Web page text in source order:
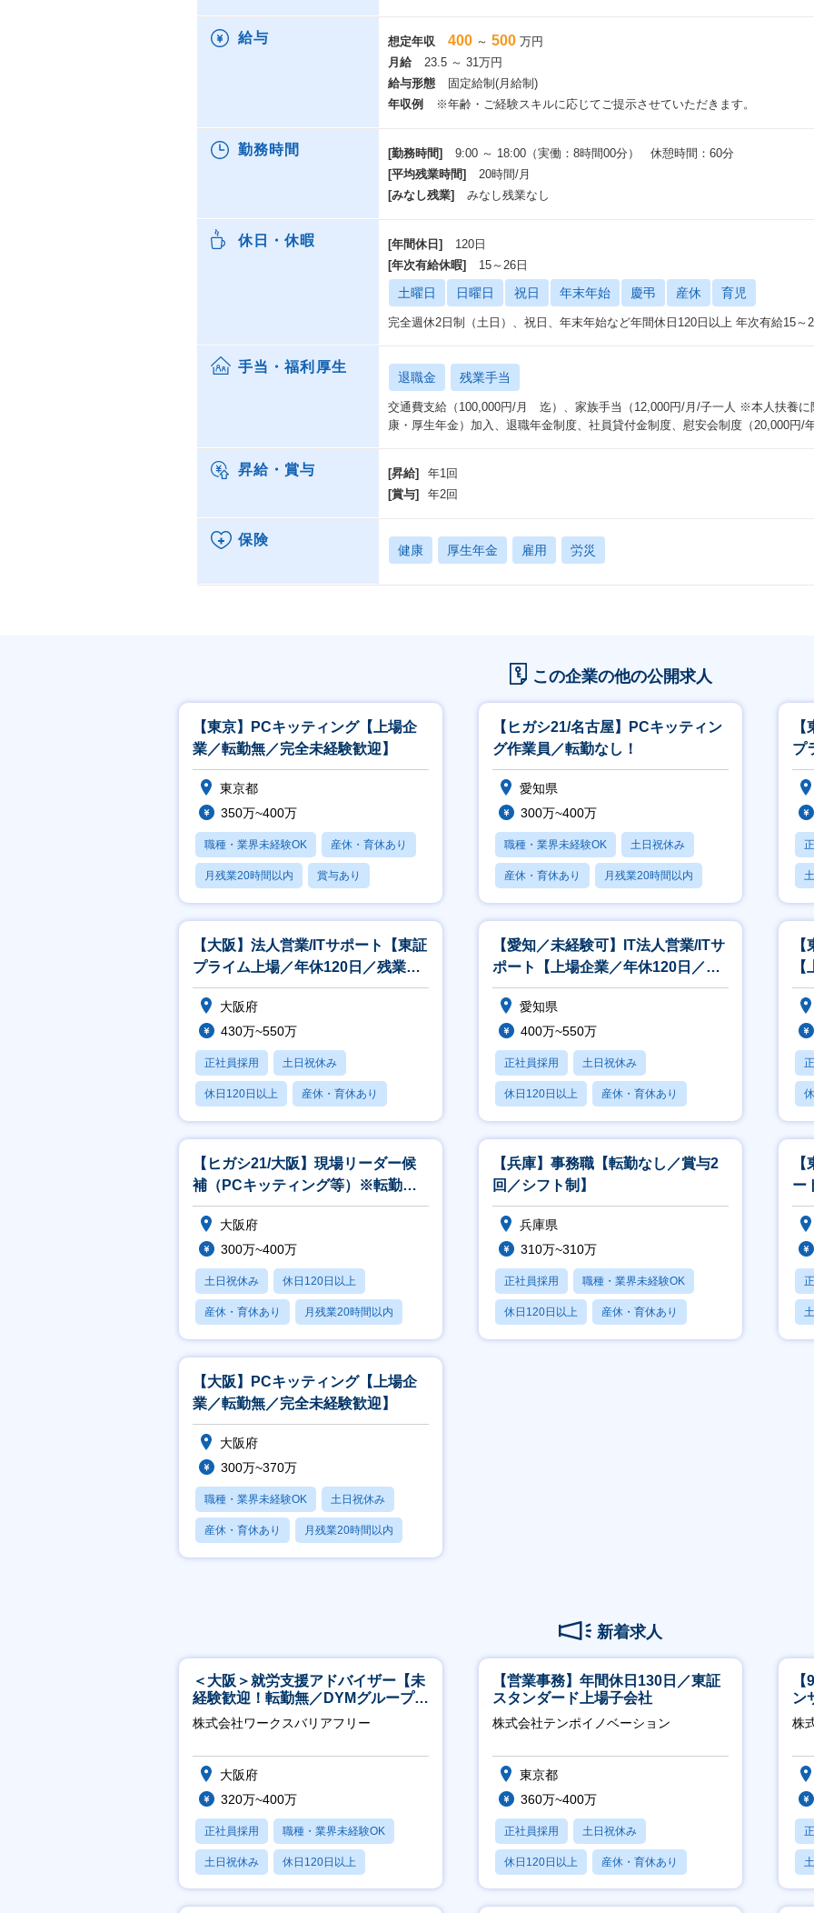
給与 想定年収 400 ～ 500 万円
月給
23.5 ～ 31万円
給与形態
固定給制(月給制)
年収例
※年齢・ご経験スキルに応じてご提示させていただきます。
勤務時間 [勤務時間]
9:00 ～ 18:00（実働：8時間00分） 休憩時間：60分
[平均残業時間]
20時間/月
[みなし残業]
みなし残業なし
休日・休暇 [年間休日]
120日
[年次有給休暇]
15～26日
土曜日 日曜日 祝日 年末年始 慶弔 産休 育児
完全週休2日制（土日）、祝日、年末年始など年間休日120日以上 年次有給15
手当・福利厚生
退職金 残業手当
交通費支給（100,000円/月 迄）、家族手当（12,000円/月/子一人 ※本人扶養に
康・厚生年金）加入、退職年金制度、社員貸付金制度、慰安会制度（20,000円/
昇給・賞与 [昇給]
年1回
[賞与]
年2回
保険
健康 厚生年金 雇用 労災
この企業の他の公開求人
【東京】PCキッティング【上場企
業／転勤無／完全未経験歓迎】
東京都
350万~400万
職種・業界未経験OK 産休・育休あり
月残業20時間以内 賞与あり
転勤なし
【ヒガシ21/名古屋】PCキッティン
グ作業員／転勤なし！
愛知県
300万~400万
職種・業界未経験OK 土日祝休み
産休・育休あり 月残業20時間以内
賞与あり
プ
均
【大阪】法人営業/ITサポート【東証
プライム上場／年休120日／残業平
均20H】
大阪府
430万~550万
正社員採用 土日祝休み
休日120日以上 産休・育休あり
月残業20時間以内
【愛知／未経験可】IT法人営業/ITサ
ポート【上場企業／年休120日／残
業平均20H】
愛知県
400万~550万
正社員採用 土日祝休み
休日120日以上 産休・育休あり
月残業20時間以内
日
【ヒガシ21/大阪】現場リーダー候
補（PCキッティング等）※転勤無
し
大阪府
300万~400万
土日祝休み 休日120日以上
産休・育休あり 月残業20時間以内
賞与あり
【兵庫】事務職【転勤なし／賞与2
回／シフト制】
兵庫県
310万~310万
正社員採用 職種・業界未経験OK
休日120日以上 産休・育休あり
月残業20時間以内
ー
平
【大阪】PCキッティング【上場企
業／転勤無／完全未経験歓迎】
大阪府
300万~370万
職種・業界未経験OK 土日祝休み
産休・育休あり 月残業20時間以内
賞与あり
新着求人
＜大阪＞就労支援アドバイザー【未
経験歓迎！転勤無／DYMグループ／
ホスピタリティ高い方歓迎／土日
祝】
株式会社ワークスバリアフリー
大阪府
320万~400万
正社員採用 職種・業界未経験OK
土日祝休み 休日120日以上
産休・育休あり
【営業事務】年間休日130日／東証
スタンダード上場子会社
株式会社テンポイノベーション
東京都
360万~400万
正社員採用 土日祝休み
休日120日以上 産休・育休あり
賞与あり
ン
ー
株